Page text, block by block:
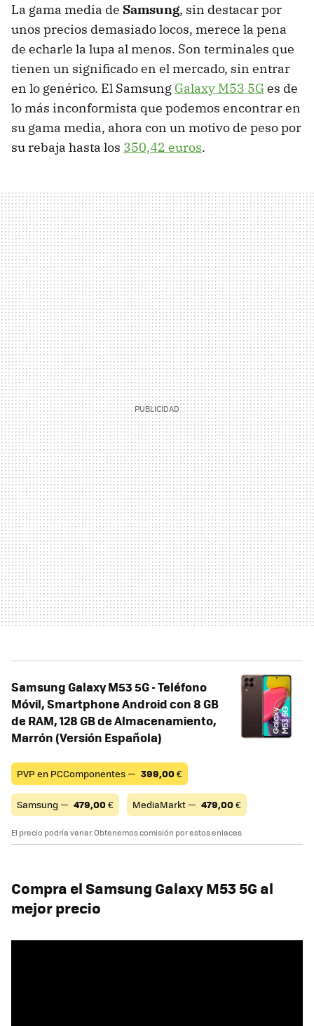
La gama media de Samsung, sin destacar por
unos precios demasiado locos, merece la pena
de echarle la lupa al menos. Son terminales que
tienen un significado en el mercado, sin entrar
en lo genérico. El Samsung Galaxy M53 5Ges de
lo más inconformista que podemos encontrar en
su gama media, ahora con un motivo de peso por
su rebaja hasta los 350,42 euros.
Samsung Galaxy M53 5G - Teléfono
Móvil, Smartphone Android con 8 GB
de RAM, 128 GB de Almacenamiento,
Marrón (Versión Española)
PVP en PCComponentes — 399,00€
Samsung — 479,00€ MediaMarkt — 479,00€
El precio podría variar. Obtenemos comisión por estos enlaces
Compra el Samsung Galaxy M53 5G al
mejor precio